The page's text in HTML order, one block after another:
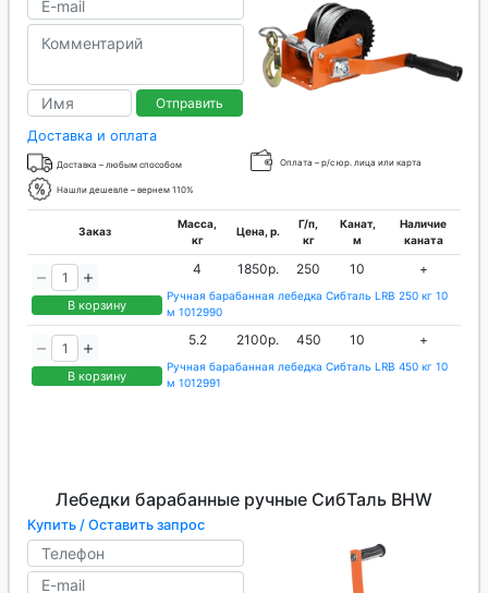
Отправить
Доставка и оплата
Доставка – любым способом Оплата – р/с юр. лица или карта
Нашли дешевле – вернем 110%
Заказ
Масса,
кг
Цена, р.
Г/п,
кг
Канат,
м
Наличие
каната
В корзину
4 1850р. 250 10 +
Ручная барабанная лебедка Сибталь LRB 250 кг 10
м 1012990
В корзину
5.2 2100р. 450 10 +
Ручная барабанная лебедка Сибталь LRB 450 кг 10
м 1012991
Лебедки барабанные ручные СибТаль BHW
Купить / Оставить запрос